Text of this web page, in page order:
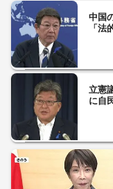
中国
「法
立憲
に自